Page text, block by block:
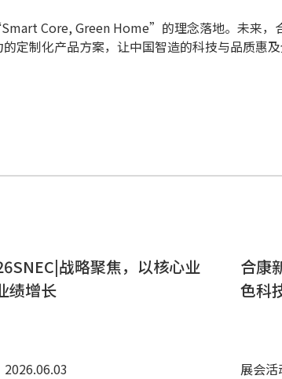
Core, Green Home”的理念落地。未来，
定制化产品方案，让中国智造的科技与品质惠及
战略聚焦，以核心业
绩增长
2026.06.03
合康
色科
展会活